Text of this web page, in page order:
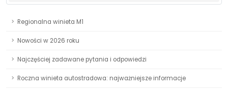
Regionalna winieta M1
Nowości w 2026 roku
Najczęściej zadawane pytania i odpowiedzi
Roczna winieta autostradowa: najważniejsze informacje